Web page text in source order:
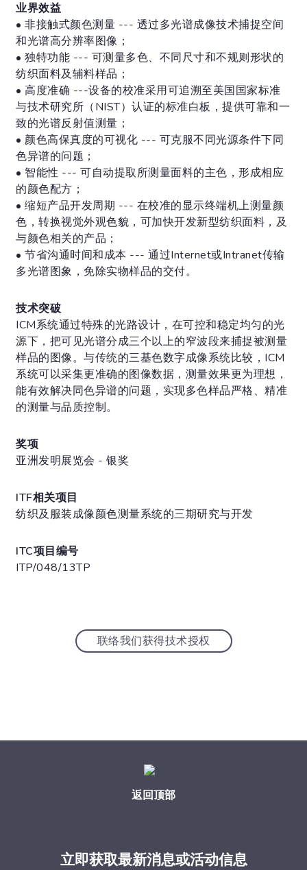
业界效益
• 非接触式颜色测量 --- 透过多光谱成像技术捕捉空间
和光谱高分辨率图像；
• 独特功能 --- 可测量多色、不同尺寸和不规则形状的
纺织面料及辅料样品；
• 高度准确 ---设备的校准采用可追溯至美国国家标准
与技术研究所（NIST）认证的标准白板，提供可靠和一
致的光谱反射值测量；
• 颜色高保真度的可视化 --- 可克服不同光源条件下同
色异谱的问题；
• 智能性 --- 可自动提取所测量面料的主色，形成相应
的颜色配方；
• 缩短产品开发周期 --- 在校准的显示终端机上测量颜
色，转换视觉外观色貌，可加快开发新型纺织面料，及
与颜色相关的产品；
• 节省沟通时间和成本 --- 通过Internet或Intranet传输
多光谱图象，免除实物样品的交付。
技术突破
ICM系统通过特殊的光路设计，在可控和稳定均匀的光
源下，把可见光谱分成三个以上的窄波段来捕捉被测量
样品的图像。与传统的三基色数字成像系统比较，ICM
系统可以采集更准确的图像数据，测量效果更为理想，
能有效解决同色异谱的问题，实现多色样品严格、精准
的测量与品质控制。
奖项
亚洲发明展览会 - 银奖
ITF相关项目
纺织及服装成像颜色测量系统的三期研究与开发
ITC项目编号
ITP/048/13TP
联络我们获得技术授权
返回顶部
立即获取最新消息或活动信息